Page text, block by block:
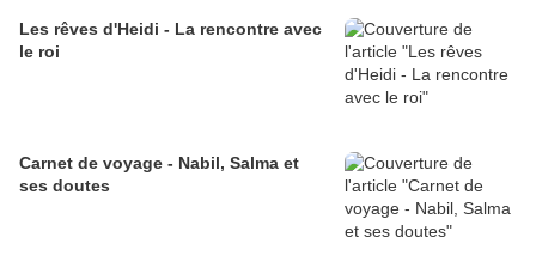
Les rêves d'Heidi - La rencontre avec
le roi
Carnet de voyage - Nabil, Salma et
ses doutes